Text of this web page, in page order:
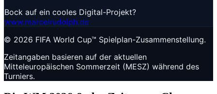
Bock auf ein cooles Digital-Projekt?
www.marcelrudolph.de
© 2026 FIFA World Cup™ Spielplan-Zusammenstellung.
Zeitangaben basieren auf der aktuellen
Mitteleuropäischen Sommerzeit (MESZ) während des
Turniers.